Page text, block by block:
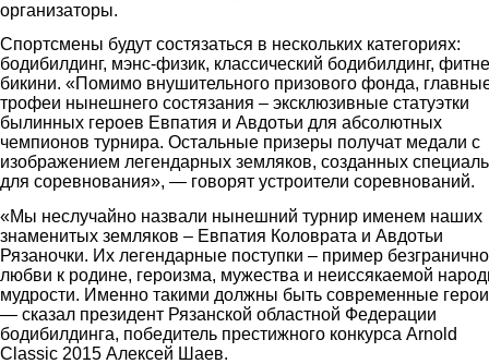
организаторы.
Спортсмены будут состязаться в нескольких категориях:
бодибилдинг, мэнс-физик, классический бодибилдинг,
бикини. «Помимо внушительного призового фонда,
трофеи нынешнего состязания – эксклюзивные статуэтки
былинных героев Евпатия и Авдотьи для абсолютных
чемпионов турнира. Остальные призеры получат медали с
изображением легендарных земляков, созданных
для соревнования», — говорят устроители соревнований.
«Мы неслучайно назвали нынешний турнир именем наших
знаменитых земляков – Евпатия Коловрата и Авдотьи
Рязаночки. Их легендарные поступки – пример
любви к родине, героизма, мужества и неиссякаемой
мудрости. Именно такими должны быть современные
— сказал президент Рязанской областной Федерации
бодибилдинга, победитель престижного конкурса Arnold
Classic 2015 Алексей Шаев.